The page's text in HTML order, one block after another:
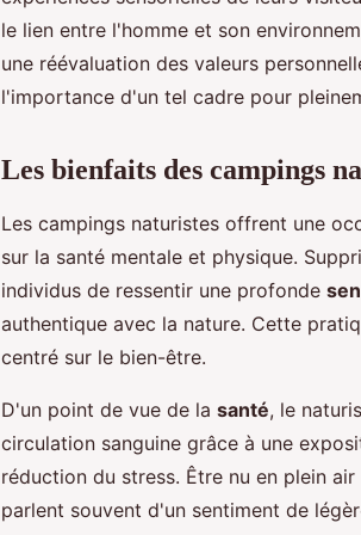
le lien entre l'homme et son
une réévaluation des valeurs
l'importance d'un tel cadre pour
Les bienfaits des campings
Les campings naturistes offrent une
sur la santé mentale et physique.
individus de ressentir une profonde
authentique avec la nature. Cette
centré sur le bien-être.
D'un point de vue de la santé, le
circulation sanguine grâce à une
réduction du stress. Être nu en plein
parlent souvent d'un sentiment de